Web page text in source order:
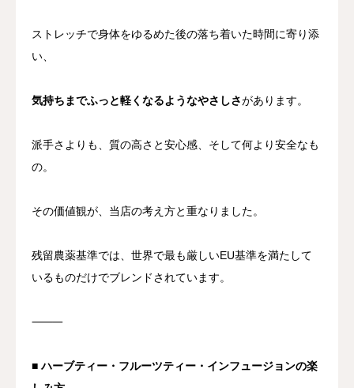
ストレッチで身体をゆるめた後の落ち着いた時間に寄り添
い、
気持ちまでふっと軽くなるようなやさしさがあります。
派手さよりも、質の高さと安心感、そして何より安全なも
の。
その価値観が、当店の考え方と重なりました。
残留農薬基準では、世界で最も厳しいEU基準を満たして
いるものだけでブレンドされています。
⸻
■ ハーブティー・フルーツティー・インフュージョンの楽